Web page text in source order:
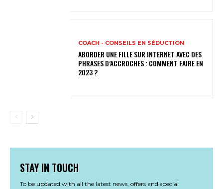
COACH - CONSEILS EN SÉDUCTION
ABORDER UNE FILLE SUR INTERNET AVEC DES
PHRASES D’ACCROCHES : COMMENT FAIRE EN
2023 ?
STAY IN TOUCH
To be updated with all the latest news, offers and special